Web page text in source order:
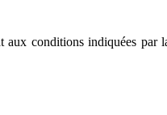
conditions indiquées par